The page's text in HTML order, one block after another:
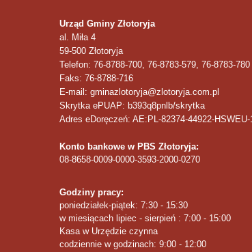
Urząd Gminy Złotoryja
al. Miła 4
59-500 Złotoryja
Telefon: 76-8788-700, 76-8783-579, 76-8783-780
Faks: 76-8788-716
E-mail: gminazlotoryja@zlotoryja.com.pl
Skrytka ePUAP: b393q8pnlb/skrytka
Adres eDoręczeń: AE:PL-82374-44922-HSWEU-
Konto bankowe w PBS Złotoryja:
08-8658-0009-0000-3593-2000-0270
Godziny pracy:
poniedziałek-piątek: 7:30 - 15:30
w miesiącach lipiec - sierpień : 7:00 - 15:00
Kasa w Urzędzie czynna
codziennie w godzinach: 9:00 - 12:00